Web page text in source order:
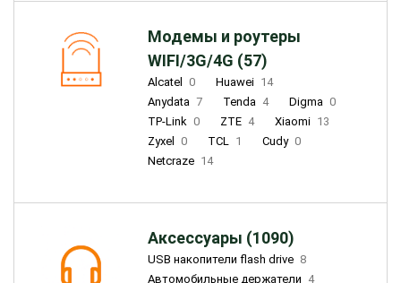
Модемы и роутеры
WIFI/3G/4G (57)
Alcatel 0 Huawei 14
Anydata 7 Tenda 4 Digma 0
TP-Link 0 ZTE 4 Xiaomi 13
Zyxel
0 TCL 1 Cudy 0
Netcraze 14
Аксессуары (1090)
USB накопители flash drive 8
Автомобильные держатели 4